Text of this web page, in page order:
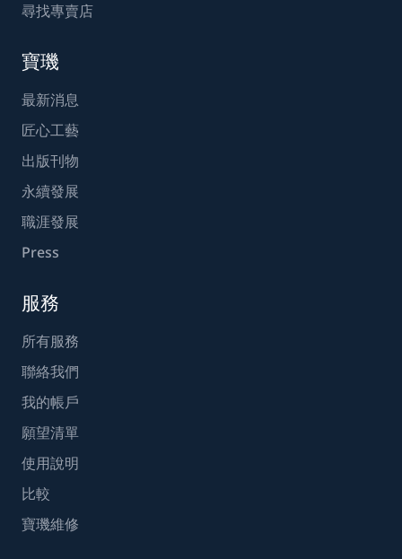
尋找專賣店
寶璣
最新消息
匠心工藝
出版刊物
永續發展
職涯發展
Press
服務
所有服務
聯絡我們
我的帳戶
願望清單
使用說明
比較
寶璣維修